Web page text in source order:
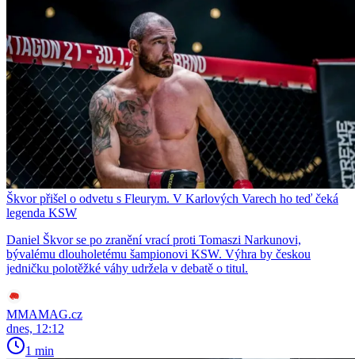
Škvor přišel o odvetu s Fleurym. V Karlových Varech ho teď čeká
legenda KSW
Daniel Škvor se po zranění vrací proti Tomaszi Narkunovi,
bývalému dlouholetému šampionovi KSW. Výhra by českou
jedničku polotěžké váhy udržela v debatě o titul.
MMAMAG.cz
dnes, 12:12
1 min